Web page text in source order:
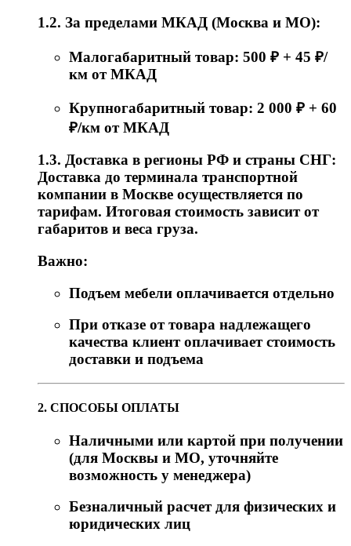
1.2. За пределами МКАД (Москва и МО):
Малогабаритный товар: 500 ₽ + 45 ₽/
км от МКАД
Крупногабаритный товар: 2 000 ₽ + 60
₽/км от МКАД
1.3. Доставка в регионы РФ и страны СНГ:
Доставка до терминала транспортной
компании в Москве осуществляется по
тарифам. Итоговая стоимость зависит от
габаритов и веса груза.
Важно:
Подъем мебели оплачивается отдельно
При отказе от товара надлежащего
качества клиент оплачивает стоимость
доставки и подъема
2. СПОСОБЫ ОПЛАТЫ
Наличными или картой при получении
(для Москвы и МО, уточняйте
возможность у менеджера)
Безналичный расчет для физических и
юридических лиц